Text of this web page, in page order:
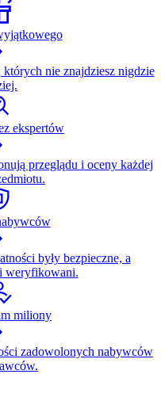
nie znajdziesz nigdzie
ekspertów
przeglądu i oceny każdej
były bezpieczne, a
weryfikowani.
miliony
zadowolonych nabywców